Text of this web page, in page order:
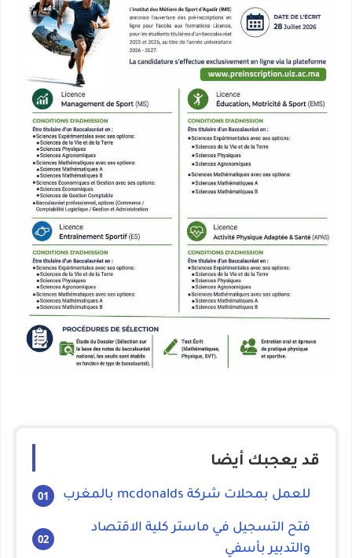
قد يعجبك أيضا
للعمل بمحلات شركة mcdonalds بالمغرب
فتح التسجيل في ماستر كلية الاقتصاد
والتدبير بأسفي